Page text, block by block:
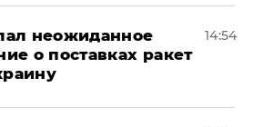
неожиданное
о поставках ракет
14:54